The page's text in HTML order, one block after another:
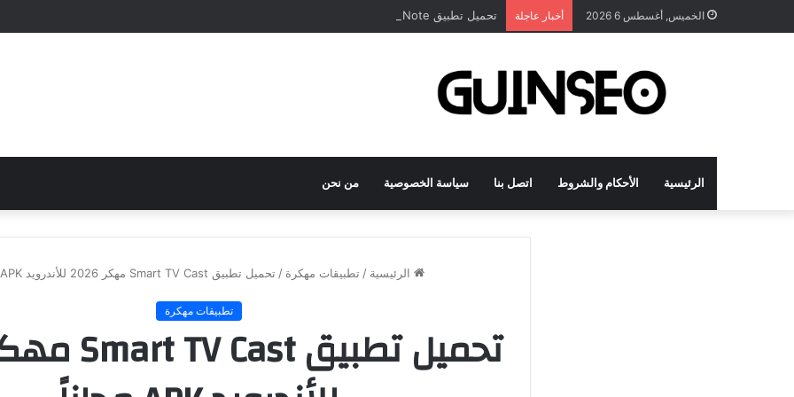
الخميس, أغسطس 6 2026 أخبار عاجلة تحميل تطبيق DrawNote مهكر 2026 النسخة المدفوعة للأندرويد مجاناً
الرئيسية الأحكام والشروط اتصل بنا سياسة الخصوصية من نحن
الرئيسية / تطبيقات مهكرة / تحميل تطبيق Smart TV Cast مهكر 2026 للأندرويد APK مجاناً
تطبيقات مهكرة